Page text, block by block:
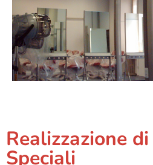
Realizzazione
Speciali